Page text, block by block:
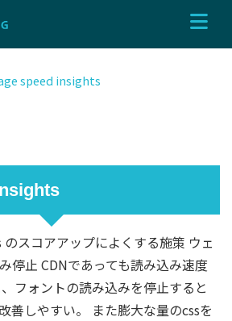
speed insights
スコアアップによくする施策 ウェ
停止 CDNであっても読み込み速度
フォントの読み込みを停止すると
善しやすい。 また膨大な量のcssを